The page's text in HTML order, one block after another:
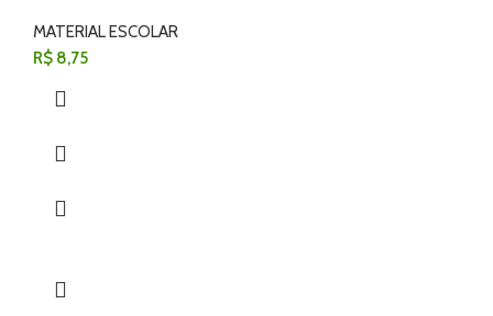
MATERIAL ESCOLAR
R$ 8,75